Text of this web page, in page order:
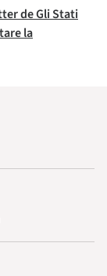
de Gli Stati
la